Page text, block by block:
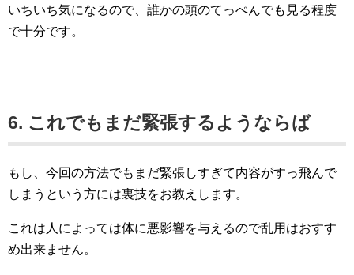
いちいち気になるので、誰かの頭のてっぺんでも見る程度
で十分です。
6. これでもまだ緊張するようならば
もし、今回の方法でもまだ緊張しすぎて内容がすっ飛んで
しまうという方には裏技をお教えします。
これは人によっては体に悪影響を与えるので乱用はおすす
め出来ません。